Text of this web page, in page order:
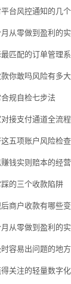
台风控通知的几
从零做到盈利的
匹配的订单管理
你敢吗风险有多大
规自检七步法
接支付通道全流
五项账户风险检查
钱实则赔本的经
的三个收款陷阱
商户收款有哪些
从零做到盈利的
容易出问题的地方
关注的轻量数字